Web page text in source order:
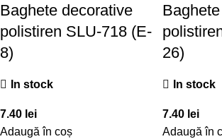
Baghete decorative
polistiren SLU-718 (E-
8)
In stock
7.40 lei
Adaugă în coș
26)
In stock
7.40 lei
Adaugă în